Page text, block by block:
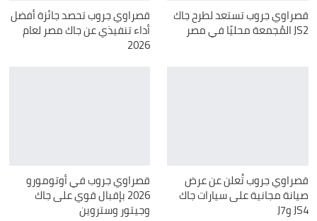
قصراوي جروب تستعد لطرح جاك
JS2 المُجمعة محليًا في مصر
قصراوي جروب تحصد جائزة أفضل
أداء تنفيذي عن جاك مصر لعام
2026
قصراوي جروب تُعلن عن عرض
صيانة مجانية على سيارات جاك
JS4 وJ7
قصراوي جروب في أوتومورو
2026 بإقبال قوي على جاك
وجيتور وستروين